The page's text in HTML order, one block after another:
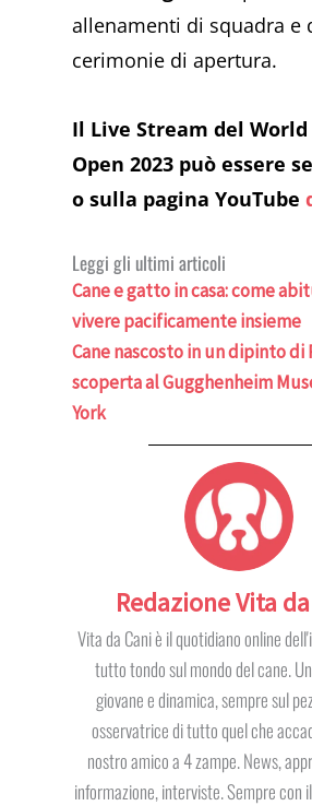
allenamenti di squadra e
cerimonie di apertura.
Il Live Stream del
Open 2023 può essere
o sulla pagina YouTube
Leggi gli ultimi articoli
Cane e gatto in casa: come
vivere pacificamente insieme
Cane nascosto in un dipinto di
scoperta al Gugghenheim
York
Redazione Vita
Vita da Cani è il quotidiano online
tutto tondo sul mondo del cane.
giovane e dinamica, sempre sul
osservatrice di tutto quel che
nostro amico a 4 zampe. News,
informazione, interviste. Sempre con